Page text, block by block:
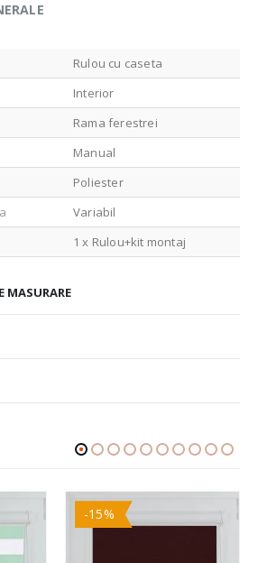
Rulou cu caseta
Interior
Rama ferestrei
Manual
Poliester
Variabil
1 x Rulou+kit montaj
MASURARE
-15%